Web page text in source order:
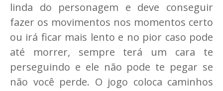
linda do personagem e deve conseguir
fazer os movimentos nos momentos certo
ou irá ficar mais lento e no pior caso pode
até morrer, sempre terá um cara te
perseguindo e ele não pode te pegar se
não você perde. O jogo coloca caminhos